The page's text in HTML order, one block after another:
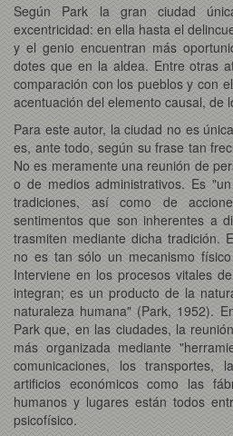
Según Park la gran ciudad
excentricidad: en ella hasta el
y el genio encuentran más
dotes que en la aldea. Entre otras
comparación con los pueblos y con
acentuación del elemento causal, de
Para este autor, la ciudad no es
es, ante todo, según su frase tan
No es meramente una reunión de
o de medios administrativos. Es
tradiciones, así como de
sentimentos que son inherentes a
trasmiten mediante dicha tradición.
no es tan sólo un mecanismo
Interviene en los procesos vitales
integran; es un producto de la
naturaleza humana" (Park, 1952).
Park que, en las ciudades, la
más organizada mediante
comunicaciones, los transportes,
artificios económicos como las
humanos y lugares están todos
psicofísico.